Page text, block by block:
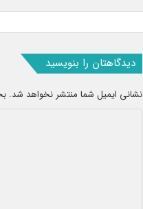
دیدگاهتان را بنویسید
نشانی ایمیل شما منتشر نخواهد شد.